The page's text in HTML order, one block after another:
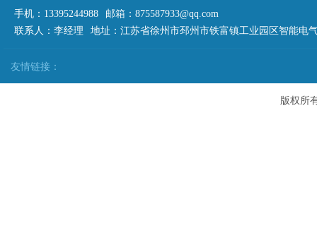
手机：13395244988 邮箱：875587933@qq.com
联系人：李经理 地址：江苏省徐州市邳州市铁富镇工业园区智能电
友情链接：
版权所